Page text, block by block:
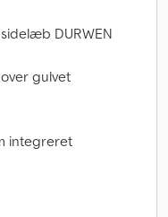
DURWEN
gulvet
integreret